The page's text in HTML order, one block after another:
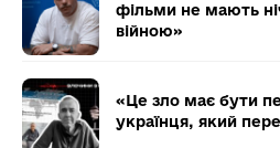
фільми не мають
війною»
«Це зло має бути
українця, який